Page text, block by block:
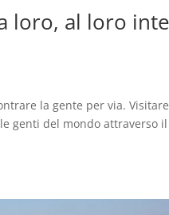
loro, al loro
la gente per via.
genti del mondo attraverso